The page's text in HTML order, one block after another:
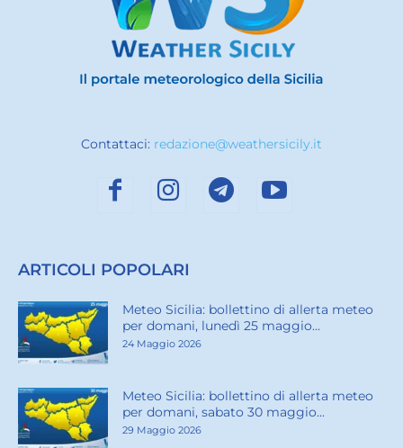
Contattaci: redazione@weathersicily.it
ARTICOLI POPOLARI
Meteo Sicilia: bollettino di allerta meteo
per domani, lunedì 25 maggio...
24 Maggio 2026
Meteo Sicilia: bollettino di allerta meteo
per domani, sabato 30 maggio...
29 Maggio 2026